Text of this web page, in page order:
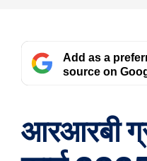
Add as a
source on
आरआरबी